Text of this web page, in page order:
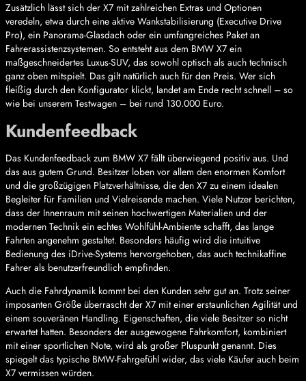
Zusätzlich lässt sich der X7 mit zahlreichen Extras und Optionen
veredeln, etwa durch eine aktive Wankstabilisierung (Executive Drive
Pro), ein Panorama-Glasdach oder ein umfangreiches Paket an
Fahrerassistenzsystemen. So entsteht aus dem BMW X7 ein
maßgeschneidertes Luxus-SUV, das sowohl optisch als auch technisch
ganz oben mitspielt. Das gilt natürlich auch für den Preis. Wer sich
fleißig durch den Konfigurator klickt, landet am Ende recht schnell – so
wie bei unserem Testwagen – bei rund 130.000 Euro.
Kundenfeedback
Das Kundenfeedback zum BMW X7 fällt überwiegend positiv aus. Und
das aus gutem Grund. Besitzer loben vor allem den enormen Komfort
und die großzügigen Platzverhältnisse, die den X7 zu einem idealen
Begleiter für Familien und Vielreisende machen. Viele Nutzer berichten,
dass der Innenraum mit seinen hochwertigen Materialien und der
modernen Technik ein echtes Wohlfühl-Ambiente schafft, das lange
Fahrten angenehm gestaltet. Besonders häufig wird die intuitive
Bedienung des iDrive-Systems hervorgehoben, das auch technikaffine
Fahrer als benutzerfreundlich empfinden.
Auch die Fahrdynamik kommt bei den Kunden sehr gut an. Trotz seiner
imposanten Größe überrascht der X7 mit einer erstaunlichen Agilität und
einem souveränen Handling. Eigenschaften, die viele Besitzer so nicht
erwartet hatten. Besonders der ausgewogene Fahrkomfort, kombiniert
mit einer sportlichen Note, wird als großer Pluspunkt genannt. Dies
spiegelt das typische BMW-Fahrgefühl wider, das viele Käufer auch beim
X7 vermissen würden.